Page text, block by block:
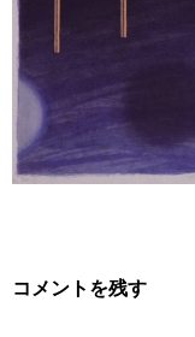
CONTACT
コメントを残す